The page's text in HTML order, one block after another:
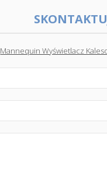
Mannequin Wyświetlacz